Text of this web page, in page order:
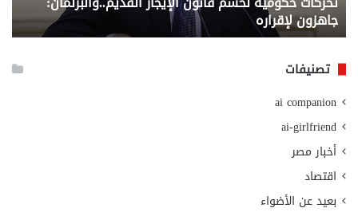
جاهزون لإقراره
تصنيفات
ai companion
ai-girlfriend
أخبار مصر
اقتصاد
بعيد عن الأضواء